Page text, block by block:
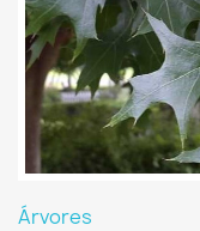
Árvores